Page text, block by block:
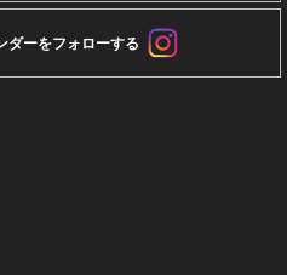
ーをフォローする